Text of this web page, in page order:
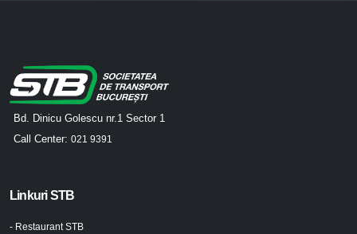
Bd. Dinicu Golescu nr.1 Sector 1
Call Center: 021 9391
Linkuri STB
- Restaurant STB